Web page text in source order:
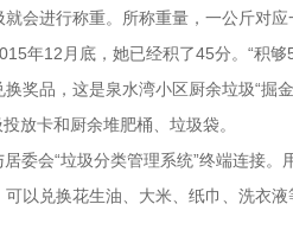
会进行称重。所称重量，一公斤对应
年12月底，她已经积了45分。“积够
奖品，这是泉水湾小区厨余垃圾“掘
放卡和厨余堆肥桶、垃圾袋。
委会“垃圾分类管理系统”终端连接。
以兑换花生油、大米、纸巾、洗衣液